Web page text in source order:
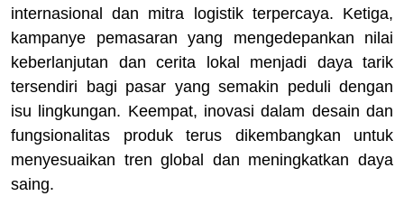
internasional dan mitra logistik terpercaya. Ketiga,
kampanye pemasaran yang mengedepankan nilai
keberlanjutan dan cerita lokal menjadi daya tarik
tersendiri bagi pasar yang semakin peduli dengan
isu lingkungan. Keempat, inovasi dalam desain dan
fungsionalitas produk terus dikembangkan untuk
menyesuaikan tren global dan meningkatkan daya
saing.